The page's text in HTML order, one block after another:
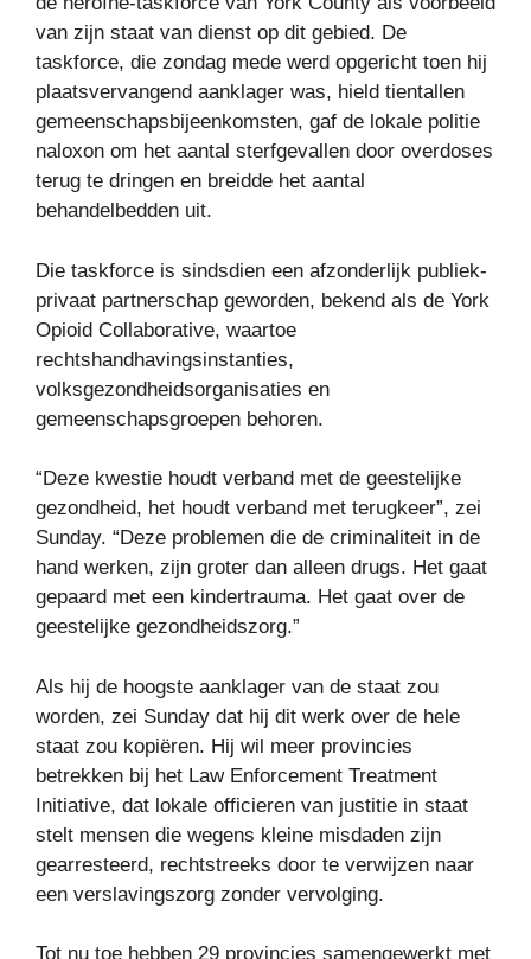
van zijn staat van dienst op dit gebied. De
taskforce, die zondag mede werd opgericht toen hij
plaatsvervangend aanklager was, hield tientallen
gemeenschapsbijeenkomsten, gaf de lokale politie
naloxon om het aantal sterfgevallen door overdoses
terug te dringen en breidde het aantal
behandelbedden uit.
Die taskforce is sindsdien een afzonderlijk publiek-
privaat partnerschap geworden, bekend als de York
Opioid Collaborative, waartoe
rechtshandhavingsinstanties,
volksgezondheidsorganisaties en
gemeenschapsgroepen behoren.
“Deze kwestie houdt verband met de geestelijke
gezondheid, het houdt verband met terugkeer”, zei
Sunday. “Deze problemen die de criminaliteit in de
hand werken, zijn groter dan alleen drugs. Het gaat
gepaard met een kindertrauma. Het gaat over de
geestelijke gezondheidszorg.”
Als hij de hoogste aanklager van de staat zou
worden, zei Sunday dat hij dit werk over de hele
staat zou kopiëren. Hij wil meer provincies
betrekken bij het Law Enforcement Treatment
Initiative, dat lokale officieren van justitie in staat
stelt mensen die wegens kleine misdaden zijn
gearresteerd, rechtstreeks door te verwijzen naar
een verslavingszorg zonder vervolging.
Tot nu toe hebben 29 provincies samengewerkt met